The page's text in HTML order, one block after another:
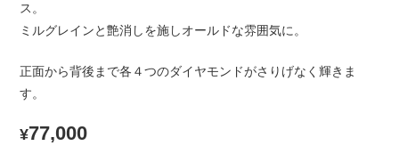
ス。
ミルグレインと艶消しを施しオールドな雰囲気に。
正面から背後まで各４つのダイヤモンドがさりげなく輝きま
す。
¥77,000